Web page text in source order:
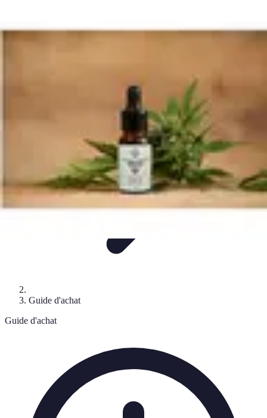
Guide d'achat
Guide d'achat